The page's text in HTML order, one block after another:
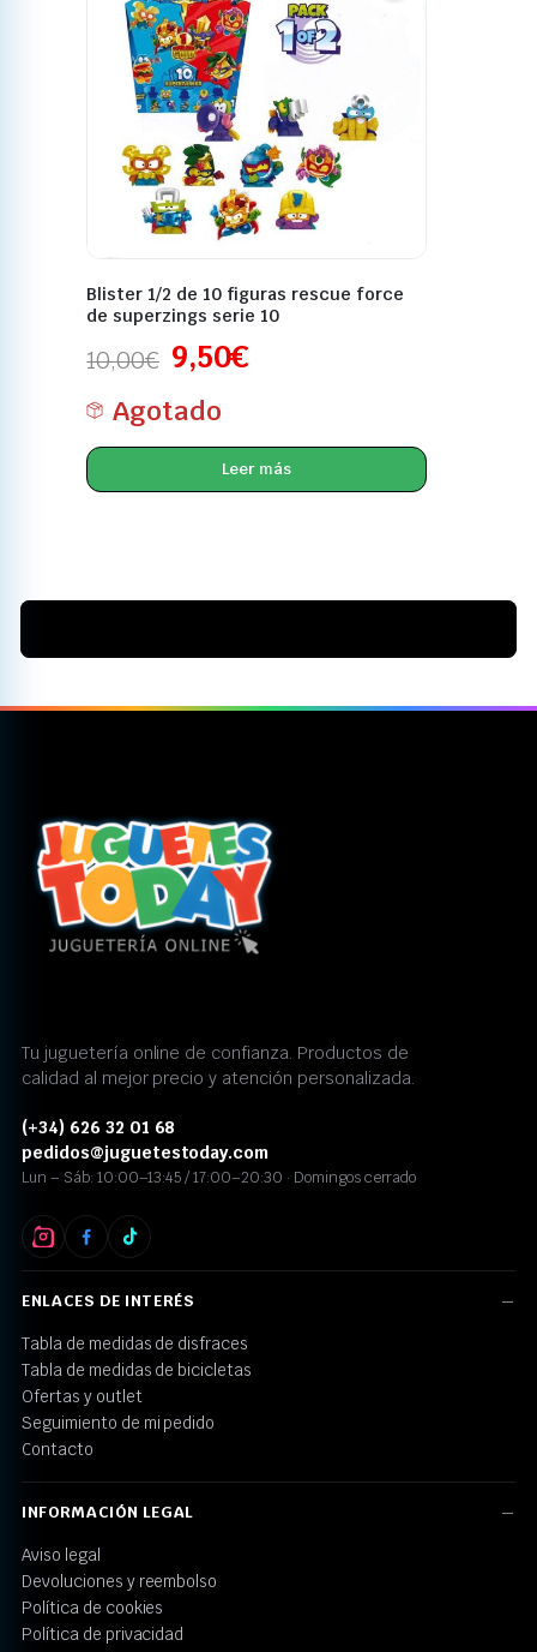
Blister 1/2 de 10 figuras rescue force
de superzings serie 10
10,00€ 9,50€
Agotado
Leer más
Tu juguetería online de confianza. Productos de
calidad al mejor precio y atención personalizada.
(+34) 626 32 01 68
pedidos@juguetestoday.com
Lun – Sáb: 10:00–13:45 / 17:00–20:30 · Domingos cerrado
ENLACES DE INTERÉS
Tabla de medidas de disfraces
Tabla de medidas de bicicletas
Ofertas y outlet
Seguimiento de mi pedido
Contacto
INFORMACIÓN LEGAL
Aviso legal
Devoluciones y reembolso
Política de cookies
Política de privacidad